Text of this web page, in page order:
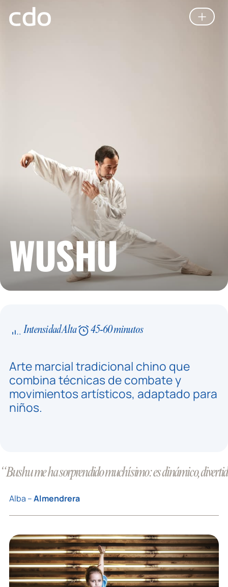
WUSHU
Intensidad Alta 45-60 minutos
Arte marcial tradicional chino que
combina técnicas de combate y
movimientos artísticos, adaptado para
niños.
“Bushu me ha sorprendido muchísimo: es dinámico,
Alba –Almendrera